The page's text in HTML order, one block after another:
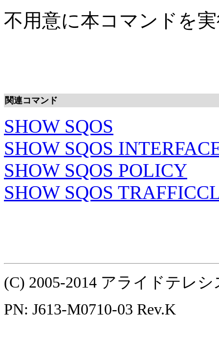
不用意に本コマンドを
関連コマンド
SHOW SQOS
SHOW SQOS
SHOW SQOS POLICY
SHOW SQOS
(C) 2005-2014 アライドテレ
PN: J613-M0710-03 Rev.K